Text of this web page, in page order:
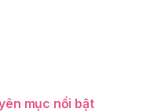
mục nổi bật